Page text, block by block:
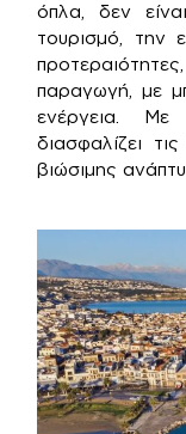
όπλα, δεν
τουρισμό, την
παραγωγή, με
ενέργεια.
διασφαλίζει
βιώσιμης